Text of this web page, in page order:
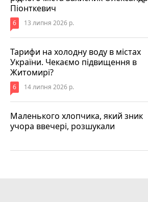
Піонткевич
6 13 липня 2026 р.
Тарифи на холодну воду в містах
України. Чекаємо підвищення в
Житомирі?
6 14 липня 2026 р.
Маленького хлопчика, який зник
учора ввечері, розшукали